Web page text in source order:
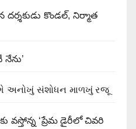
దర్శకుడు కొండల్, నిర్మాత
અનોખું સંશોધન માળખું રજૂ
వస్తోన్న ‘ప్రేమ డైరీలో చివరి